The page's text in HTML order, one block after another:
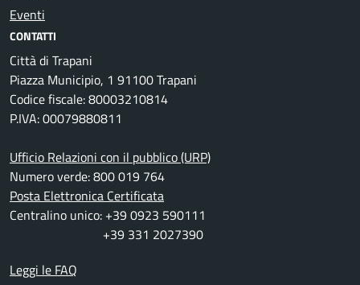
Eventi
CONTATTI
Città di Trapani
Piazza Municipio, 1 91100 Trapani
Codice fiscale: 80003210814
P.IVA: 00079880811
Ufficio Relazioni con il pubblico (URP)
Numero verde: 800 019 764
Posta Elettronica Certificata
Centralino unico: +39 0923 590111
+39 331 2027390
Leggi le FAQ